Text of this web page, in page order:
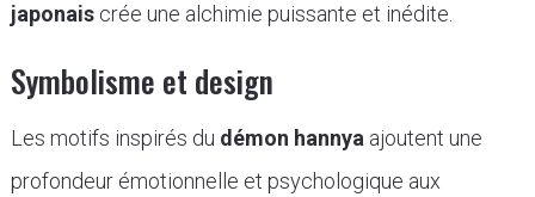
japonaiscrée une alchimie puissante et inédite.
Symbolisme et design
Les motifs inspirés du démon hannya ajoutent une
profondeur émotionnelle et psychologique aux